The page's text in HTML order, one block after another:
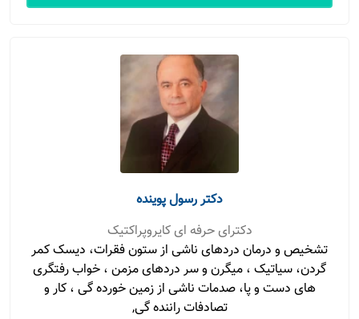
دکتر رسول پوینده
دکترای حرفه ای کایروپراکتیک
تشخیص و درمان دردهای ناشی از ستون فقرات، دیسک کمر
‌گردن، سیاتیک ، میگرن و سر دردهای مزمن ، خواب رفتگری
های دست و‌ پا، صدمات ناشی از زمین خورده گی ، کار و
تصادفات راننده گی,